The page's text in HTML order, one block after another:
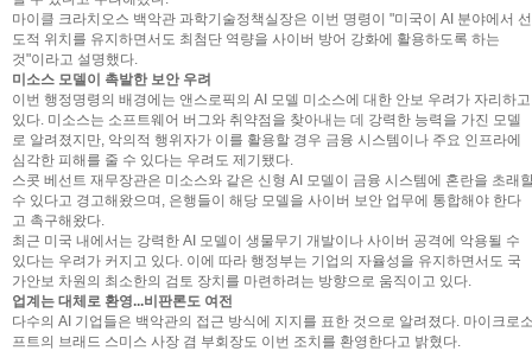
마이클 크라치오스 백악관 과학기술정책실장은 이번 명령이 "미국이 AI 분야에서 선
도적 위치를 유지하면서도 최첨단 역량을 사이버 방어 강화에 활용하도록 하는
것"이라고 설명했다.
미소스 모델이 촉발한 보안 우려
이번 행정명령의 배경에는 앤스로픽의 AI 모델 미소스에 대한 안보 우려가 자리하고
있다. 미소스는 소프트웨어 버그와 취약점을 찾아내는 데 강력한 능력을 가진 모델
로 알려졌지만, 악의적 행위자가 이를 활용할 경우 금융 시스템이나 주요 인프라에
심각한 피해를 줄 수 있다는 우려도 제기됐다.
스콧 베선트 재무장관은 미소스와 같은 신형 AI 모델이 금융 시스템에 혼란을 초래
수 있다고 경고해왔으며, 은행들이 해당 모델을 사이버 보안 업무에 통합해야 한다
고 촉구해왔다.
최근 미국 내에서는 강력한 AI 모델이 생물무기 개발이나 사이버 공격에 악용될 수
있다는 우려가 커지고 있다. 이에 따라 행정부는 기업의 자율성을 유지하면서도 국
가안보 차원의 최소한의 검토 장치를 마련하려는 방향으로 움직이고 있다.
업계는 대체로 환영...비판론도 여전
다수의 AI 기업들은 백악관의 접근 방식에 지지를 표한 것으로 알려졌다. 마이크로
프트의 브래드 스미스 사장 겸 부회장도 이번 조치를 환영한다고 밝혔다.